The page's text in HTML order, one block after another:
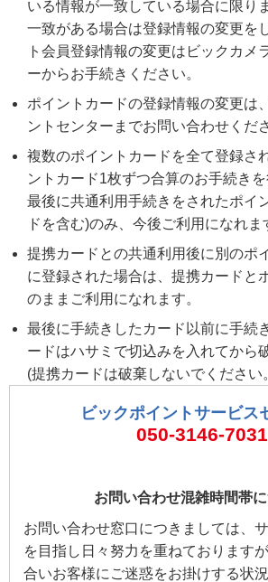
いる情報が一致している場合に限り
一致がある場合は登録情報の変更を
ト会員登録情報の変更はビックカメ
ーからお手続きください。
ポイントカードの登録情報の変更は
ントセンターまでお問い合わせくだ
複数のポイントカードを全て登録さ
ントカード1枚ずつ合算のお手続きを
最後に共通利用手続きをされたポイ
ドを含む)のみ、今後ご利用になれま
提携カードとの共通利用後に別のポ
に登録された場合は、提携カードと
のままご利用になれます。
最後に手続きしたカード以前に手続
ードはハサミで切込みを入れてから
(提携カードは破棄しないでください
ビックポイントサービス
050-3146-7031
お問い合わせ混雑時間帯
お問い合わせ窓口につきましては、
を目指し日々努力を重ねております
合いお客様にご迷惑をお掛けする状